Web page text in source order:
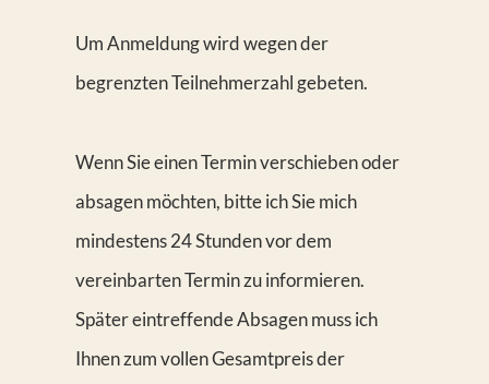
Um Anmeldung wird wegen der
begrenzten Teilnehmerzahl gebeten.
Wenn Sie einen Termin verschieben oder
absagen möchten, bitte ich Sie mich
mindestens 24 Stunden vor dem
vereinbarten Termin zu informieren.
Später eintreffende Absagen muss ich
Ihnen zum vollen Gesamtpreis der